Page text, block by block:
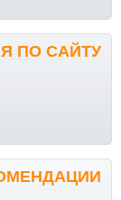
ПО САЙТУ